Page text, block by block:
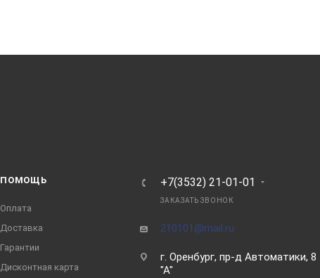
ПОМОЩЬ
Оплата
Доставка
Гарантии
Дисконтная карта
+7(3532) 21-01-01
ЗАКАЗАТЬ ЗВОНОК
210101@mail.ru
г. Оренбург, пр-д Автоматики, 8
"А"